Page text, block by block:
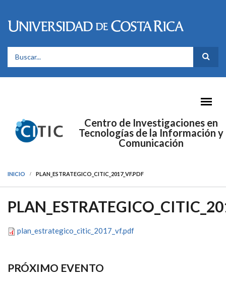
FORMULARIO DE BÚSQUEDA
Centro de Investigaciones en
Tecnologías de la Información y
Comunicación
INICIO PLAN_ESTRATEGICO_CITIC_2017_VF.PDF
plan_estrategico_citic_2017_vf.pdf
PRÓXIMO EVENTO